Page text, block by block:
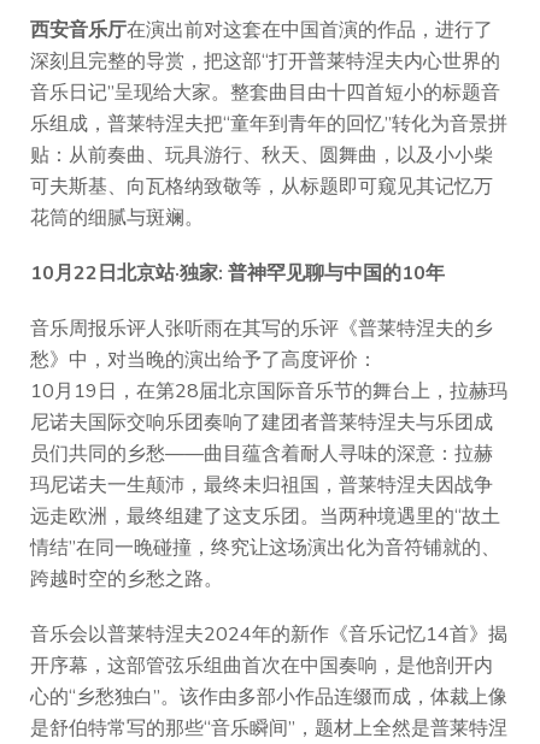
西安音乐厅在演出前对这套在中国首演的作品，进行了
深刻且完整的导赏，把这部“打开普莱特涅夫内心世界的
音乐日记”呈现给大家。整套曲目由十四首短小的标题音
乐组成，普莱特涅夫把“童年到青年的回忆”转化为音景拼
贴：从前奏曲、玩具游行、秋天、圆舞曲，以及小小柴
可夫斯基、向瓦格纳致敬等，从标题即可窥见其记忆万
花筒的细腻与斑斓。
10月22日北京站·独家: 普神罕见聊与中国的10年
音乐周报乐评人张听雨在其写的乐评《普莱特涅夫的乡
愁》中，对当晚的演出给予了高度评价：
10月19日，在第28届北京国际音乐节的舞台上，拉赫玛
尼诺夫国际交响乐团奏响了建团者普莱特涅夫与乐团成
员们共同的乡愁——曲目蕴含着耐人寻味的深意：拉赫
玛尼诺夫一生颠沛，最终未归祖国，普莱特涅夫因战争
远走欧洲，最终组建了这支乐团。当两种境遇里的“故土
情结”在同一晚碰撞，终究让这场演出化为音符铺就的、
跨越时空的乡愁之路。
音乐会以普莱特涅夫2024年的新作《音乐记忆14首》揭
开序幕，这部管弦乐组曲首次在中国奏响，是他剖开内
心的“乡愁独白”。该作由多部小作品连缀而成，体裁上像
是舒伯特常写的那些“音乐瞬间”，题材上全然是普莱特涅